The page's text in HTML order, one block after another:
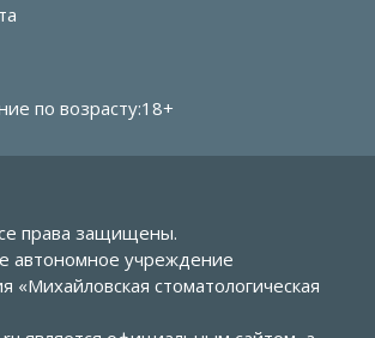
по возрасту:18+
права защищены.
автономное учреждение
«Михайловская стоматологическая